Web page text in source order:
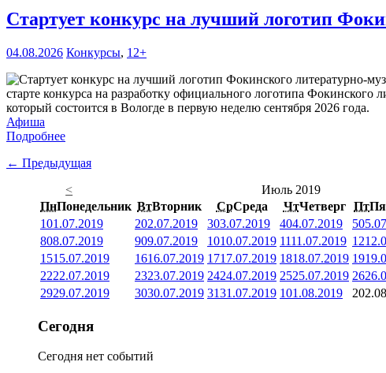
Стартует конкурс на лучший логотип
04.08.2026 Конкурсы, 12+
старте конкурса на разработку официального логотипа
который состоится в Вологде в первую неделю сентября 2026 года.
Афиша
Подробнее
← Предыдущая
<
Июль 2019
ПнПонедельник ВтВторник СрСреда ЧтЧетверг Пт
101.07.2019 202.07.2019 303.07.2019 404.07.2019 5
808.07.2019 909.07.2019 1010.07.2019 1111.07.2019 12
1515.07.2019 1616.07.2019 1717.07.2019 1818.07.2019 19
2222.07.2019 2323.07.2019 2424.07.2019 2525.07.2019 26
2929.07.2019 3030.07.2019 3131.07.2019 101.08.2019 2
Сегодня
Сегодня нет событий